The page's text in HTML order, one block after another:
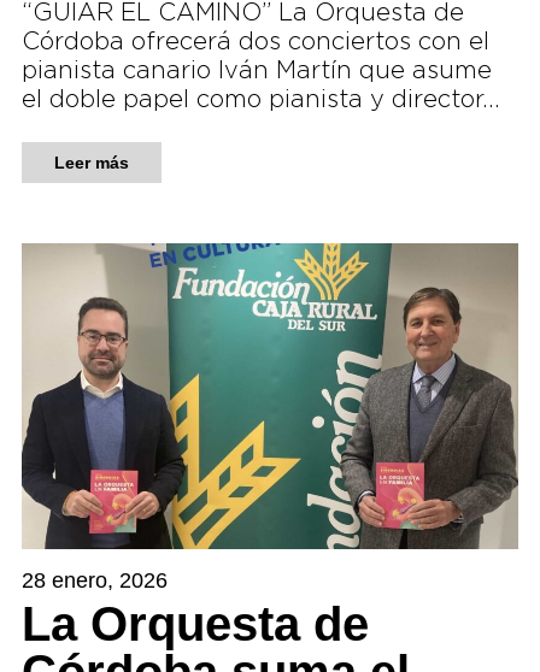
“GUIAR EL CAMINO” La Orquesta de
Córdoba ofrecerá dos conciertos con el
pianista canario Iván Martín que asume
el doble papel como pianista y director…
Leer más
28 enero, 2026
La Orquesta de